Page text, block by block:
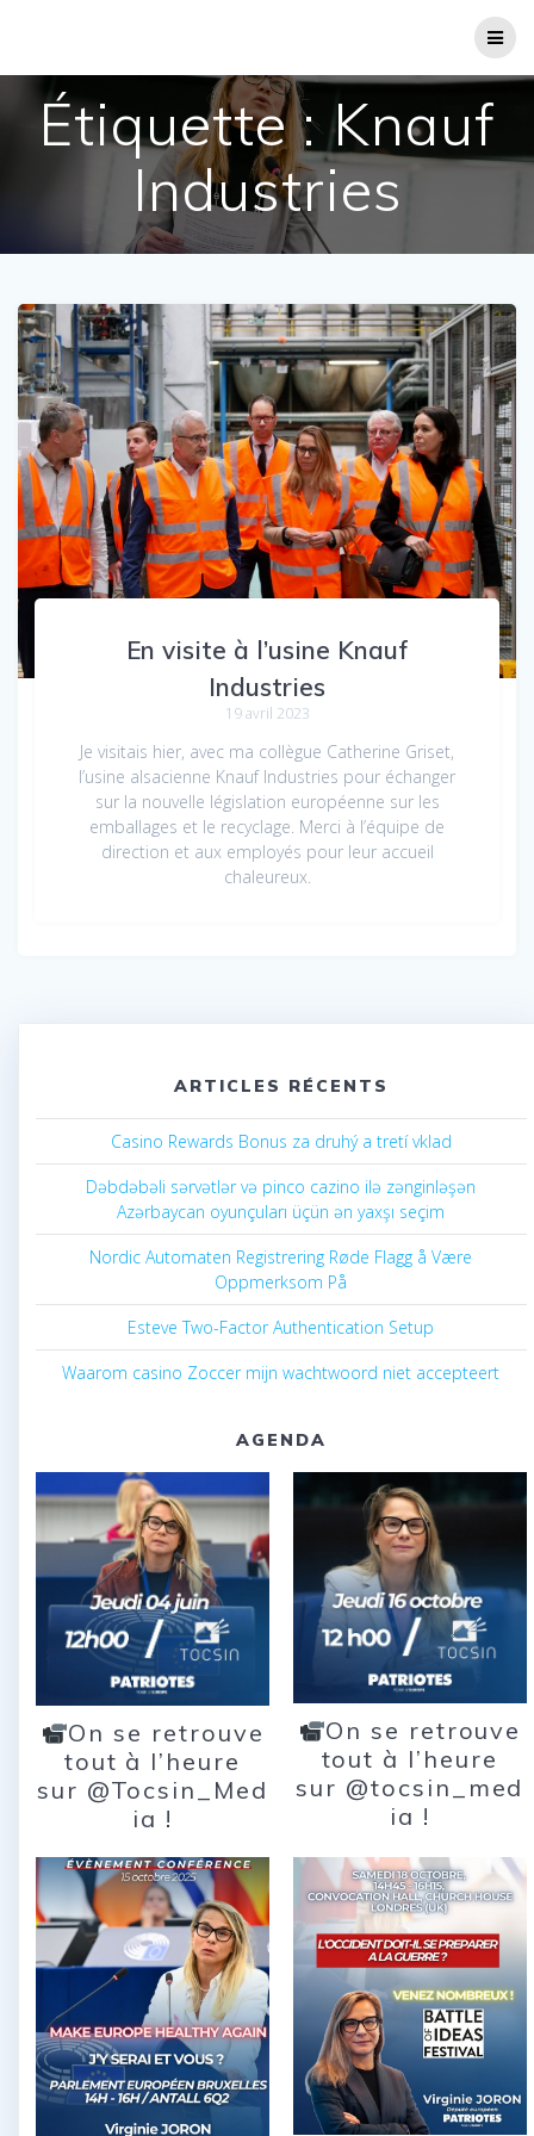
Étiquette :Knauf
Industries
En visite à l’usine Knauf
Industries
19 avril 2023
Je visitais hier, avec ma collègue Catherine Griset,
l’usine alsacienne Knauf Industries pour échanger
sur la nouvelle législation européenne sur les
emballages et le recyclage. Merci à l’équipe de
direction et aux employés pour leur accueil
chaleureux.
ARTICLES RÉCENTS
Casino Rewards Bonus za druhý a tretí vklad
Dəbdəbəli sərvətlər və pinco cazino ilə zənginləşən
Azərbaycan oyunçuları üçün ən yaxşı seçim
Nordic Automaten Registrering Røde Flagg å Være
Oppmerksom På
Esteve Two-Factor Authentication Setup
Waarom casino Zoccer mijn wachtwoord niet accepteert
AGENDA
On se retrouve
tout à l’heure
sur @Tocsin_Med
ia !
On se retrouve
tout à l’heure
sur @tocsin_med
ia !